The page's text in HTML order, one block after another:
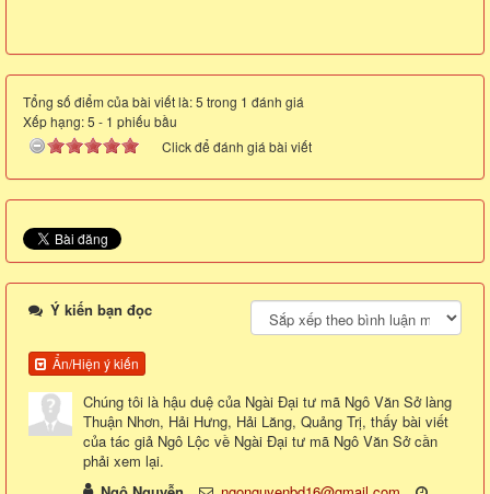
Tổng số điểm của bài viết là: 5 trong 1 đánh giá
Xếp hạng:5 - 1 phiếu bầu
Click để đánh giá bài viết
Ý kiến bạn đọc
Ẩn/Hiện ý kiến
Chúng tôi là hậu duệ của Ngài Đại tư mã Ngô Văn Sở làng
Thuận Nhơn, Hải Hưng, Hải Lăng, Quảng Trị, thấy bài viết
của tác giả Ngô Lộc về Ngài Đại tư mã Ngô Văn Sở cần
phải xem lại.